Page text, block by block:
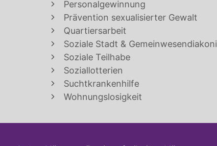
Personalgewinnung
Prävention sexualisierter Gewalt
Quartiersarbeit
Soziale Stadt &
Soziale Teilhabe
Soziallotterien
Suchtkrankenhilfe
Wohnungslosigkeit